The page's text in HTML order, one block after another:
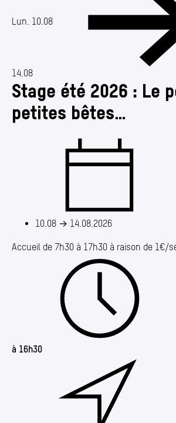
Media center
Lun. 10.08
14.08
Stage été 2026 : Le
petites bêtes…
10.08 → 14.08.2026
Accueil de 7h30 à 17h30 à raison de 1€/
à 16h30